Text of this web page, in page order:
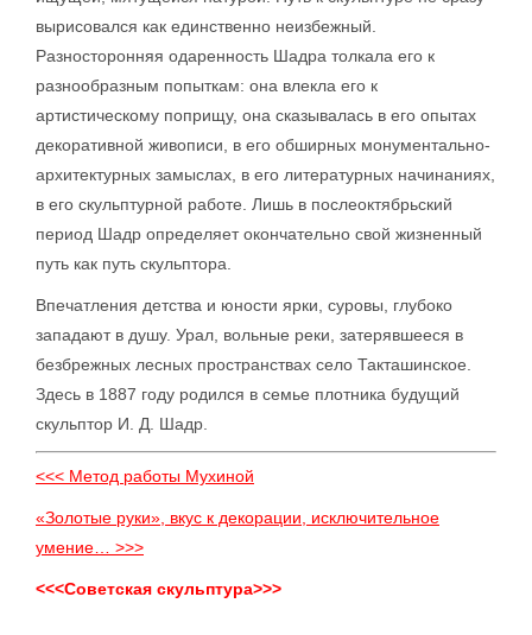
вырисовался как единственно неизбежный.
Разносторонняя одаренность Шадра толкала его к
разнообразным попыткам: она влекла его к
артистическому поприщу, она сказывалась в его опытах
декоративной живописи, в его обширных монументально-
архитектурных замыслах, в его литературных начинаниях,
в его скульптурной работе. Лишь в послеоктябрьский
период Шадр определяет окончательно свой жизненный
путь как путь скульптора.
Впечатления детства и юности ярки, суровы, глубоко
западают в душу. Урал, вольные реки, затерявшееся в
безбрежных лесных пространствах село Такташинское.
Здесь в 1887 году родился в семье плотника будущий
скульптор И. Д. Шадр.
<<< Метод работы Мухиной
«Золотые руки», вкус к декорации, исключительное
умение… >>>
<<<Советская скульптура>>>